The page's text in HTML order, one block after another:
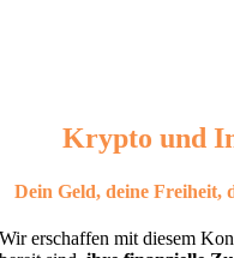
Krypto und
Dein Geld, deine Freiheit,
Wir erschaffen mit diesem